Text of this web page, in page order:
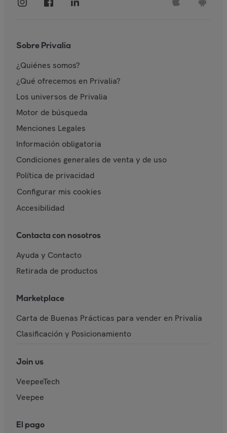
Sobre Privalia
¿Quiénes somos?
¿Qué ofrecemos en Privalia?
Los universos de Privalia
Motor de búsqueda
Menciones Legales
Información obligatoria
Condiciones generales de venta y de uso
Política de privacidad
Configurar mis cookies
Accesibilidad
Contacta con nosotros
Ayuda y Contacto
Retirada de productos
Marketplace
Carta de Buenas Prácticas para vender en Privalia
Clasificación y Posicionamiento
Join us
VeepeeTech
Veepee
El pago